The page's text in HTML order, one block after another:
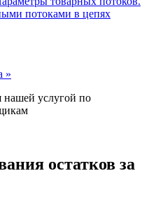
потоками в цепях
»
нашей услугой по
остатков за